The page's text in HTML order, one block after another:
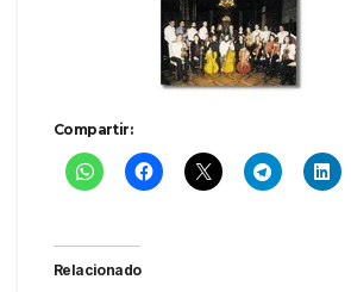
Compartir:
Relacionado